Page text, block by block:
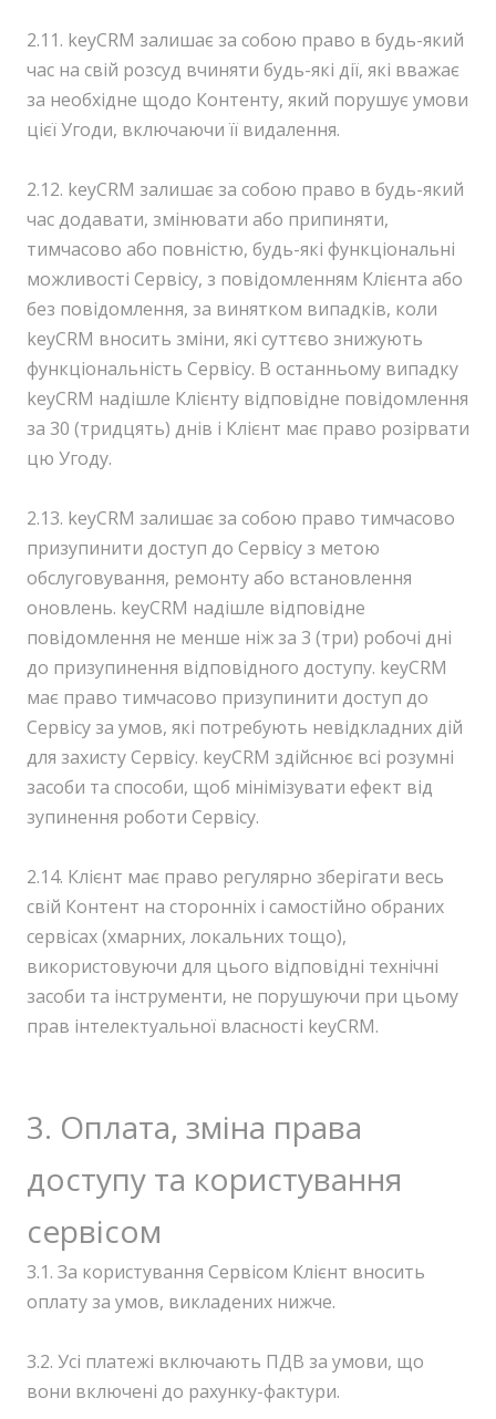
2.11. keyCRM залишає за собою право в будь-який
час на свій розсуд вчиняти будь-які дії, які вважає
за необхідне щодо Контенту, який порушує умови
цієї Угоди, включаючи її видалення.
2.12. keyCRM залишає за собою право в будь-який
час додавати, змінювати або припиняти,
тимчасово або повністю, будь-які функціональні
можливості Сервісу, з повідомленням Клієнта або
без повідомлення, за винятком випадків, коли
keyCRM вносить зміни, які суттєво знижують
функціональність Сервісу. В останньому випадку
keyCRM надішле Клієнту відповідне повідомлення
за 30 (тридцять) днів і Клієнт має право розірвати
цю Угоду.
2.13. keyCRM залишає за собою право тимчасово
призупинити доступ до Сервісу з метою
обслуговування, ремонту або встановлення
оновлень. keyCRM надішле відповідне
повідомлення не менше ніж за 3 (три) робочі дні
до призупинення відповідного доступу. keyCRM
має право тимчасово призупинити доступ до
Сервісу за умов, які потребують невідкладних дій
для захисту Сервісу. keyCRM здійснює всі розумні
засоби та способи, щоб мінімізувати ефект від
зупинення роботи Сервісу.
2.14. Клієнт має право регулярно зберігати весь
свій Контент на сторонніх і самостійно обраних
сервісах (хмарних, локальних тощо),
використовуючи для цього відповідні технічні
засоби та інструменти, не порушуючи при цьому
прав інтелектуальної власності keyCRM.
3. Оплата, зміна права
доступу та користування
сервісом
3.1. За користування Сервісом Клієнт вносить
оплату за умов, викладених нижче.
3.2. Усі платежі включають ПДВ за умови, що
вони включені до рахунку-фактури.